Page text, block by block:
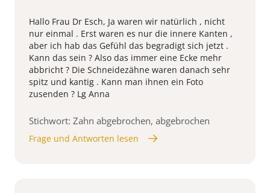
Hallo Frau Dr Esch, Ja waren wir natürlich , nicht
nur einmal . Erst waren es nur die innere Kanten ,
aber ich hab das Gefühl das begradigt sich jetzt .
Kann das sein ? Also das immer eine Ecke mehr
abbricht ? Die Schneidezähne waren danach sehr
spitz und kantig . Kann man ihnen ein Foto
zusenden ? Lg Anna
Stichwort: Zahn abgebrochen, abgebrochen
Frage und Antworten lesen